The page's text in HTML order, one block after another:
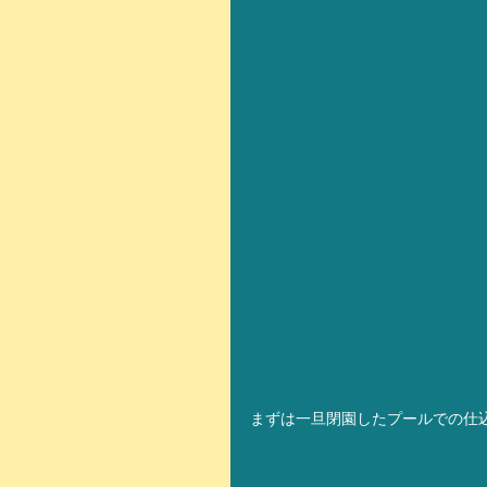
まずは一旦閉園したプールでの仕